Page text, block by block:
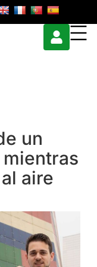
un
aire